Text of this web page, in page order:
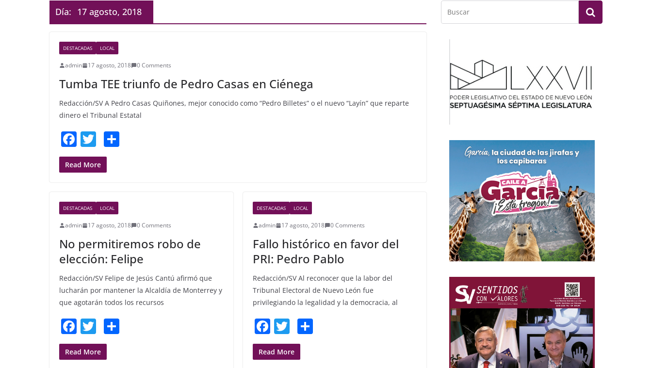
Día: 17 agosto, 2018
DESTACADAS LOCAL
admin 17 agosto, 2018 0 Comments
Tumba TEE triunfo de Pedro Casas en Ciénega
Redacción/SV A Pedro Casas Quiñones, mejor conocido como “Pedro Billetes” o el nuevo “Layín” que reparte
dinero el Tribunal Estatal
F
a
c
b
o
o
k
T
w
itt
Read More
DESTACADAS LOCAL
admin 17 agosto, 2018 0 Comments
No permitiremos robo de
elección: Felipe
Redacción/SV Felipe de Jesús Cantú afirmó que
lucharán por mantener la Alcaldía de Monterrey y
que agotarán todos los recursos
F
a
c
T
w
itt
Read More
DESTACADAS LOCAL
admin 17 agosto, 2018 0 Comments
Fallo histórico en favor del
PRI: Pedro Pablo
Redacción/SV Al reconocer que la labor del
Tribunal Electoral de Nuevo León fue
privilegiando la legalidad y la democracia, al
F
a
c
T
w
itt
S
Read More